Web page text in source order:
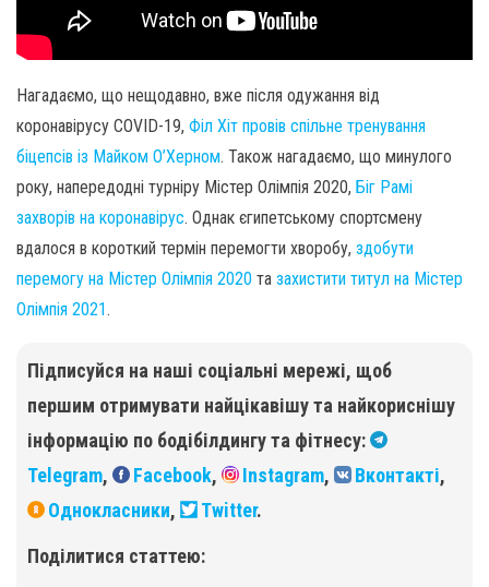
Нагадаємо, що нещодавно, вже після одужання від
коронавірусу COVID-19, Філ Хіт провів спільне тренування
біцепсів із Майком О’Херном. Також нагадаємо, що минулого
року, напередодні турніру Містер Олімпія 2020, Біг Рамі
захворів на коронавірус. Однак єгипетському спортсмену
вдалося в короткий термін перемогти хворобу, здобути
перемогу на Містер Олімпія 2020 та захистити титул на Містер
Олімпія 2021.
Підписуйся на наші соціальні мережі, щоб
першим отримувати найцікавішу та найкориснішу
інформацію по бодібілдингу та фітнесу:
Telegram, Facebook, Instagram, Вконтакті,
Однокласники, Twitter.
Поділитися статтею: